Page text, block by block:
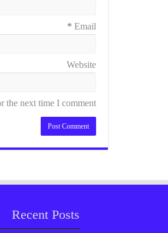
Email
*
Website
the next time I comment.
Recent Posts